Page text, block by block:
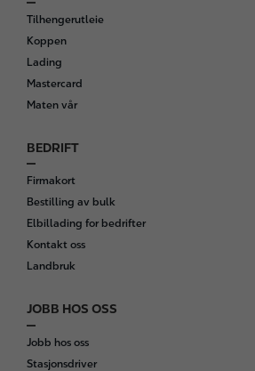
o
o
t
e
r
Tilhengerutleie
Koppen
Lading
Mastercard
Maten vår
BEDRIFT
Firmakort
Bestilling av bulk
Elbillading for bedrifter
Kontakt oss
Landbruk
JOBB HOS OSS
Jobb hos oss
Stasjonsdriver